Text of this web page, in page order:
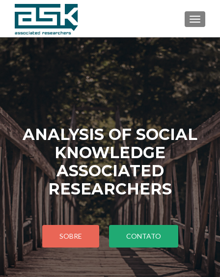
ANALYSIS OF SOCIAL
KNOWLEDGE
ASSOCIATED
RESEARCHERS
SOBRE CONTATO